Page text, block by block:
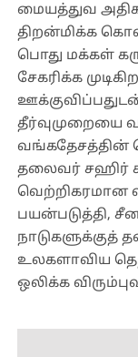
மையத்துவ
திறன்மிக்க
பொது மக்கள்
சேகரிக்க
தீர்வுமுறையை
வங்கதேசத்தின்
தலைவர் சஹிர்
வெற்றிகரமான
பயன்படுத்தி,
உலகளாவிய
ஒலிக்க